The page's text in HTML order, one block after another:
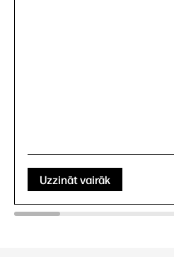
Uzzināt vairāk